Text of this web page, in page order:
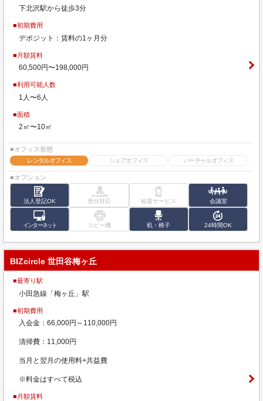
下北沢駅から徒歩3分
■初期費用
デポジット：賃料の1ヶ月分
■月額賃料
60,500円〜198,000円
■利用可能人数
1人〜6人
■面積
2㎡〜10㎡
■オフィス形態
レンタルオフィス
シェアオフィス バーチャルオフィス
■オプション
法人登記OK 受付対応 秘書サービス 会議室
インターネット コピー機 机・椅子 24時間OK
BIZcircle 世田谷梅ヶ丘
■最寄り駅
小田急線「梅ヶ丘」駅
■初期費用
入会金：66,000円～110,000円
清掃費：11,000円
当月と翌月の使用料+共益費
※料金はすべて税込
■月額賃料